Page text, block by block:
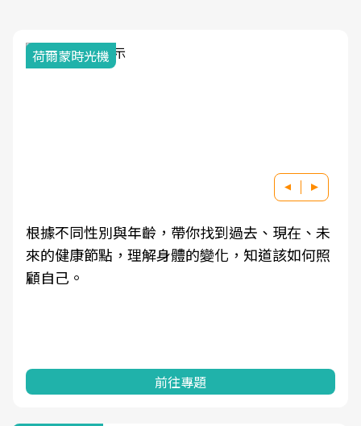
荷爾蒙時光機
根據不同性別與年齡，帶你找到過去、現在、未
來的健康節點，理解身體的變化，知道該如何照
顧自己。
前往專題